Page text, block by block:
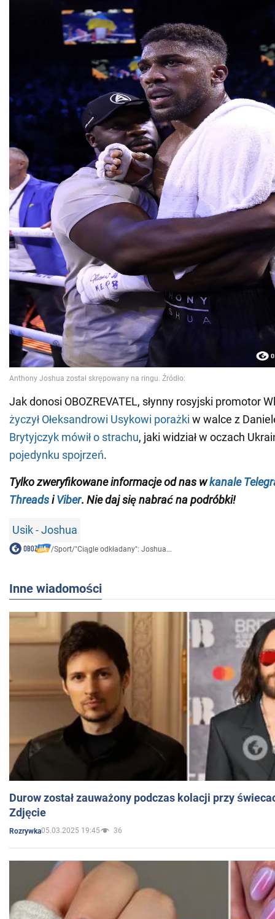
Jak donosi OBOZREVATEL, słynny rosyjski promotor
życzył Ołeksandrowi Usykowi porażki w walce z
Brytyjczyk mówił o strachu, jaki widział w oczach
pojedynku spojrzeń.
Tylkozweryfikowane informacje od nas wkanale
ThreadsiViber. Nie daj się nabrać na podróbki!
Usik - Joshua
/Sport/"Ciągle odkładany": Joshua...
Inne wiadomości
Durow został zauważony podczas kolacji przy
Zdjęcie
Rozrywka05.03.2025 19:45 36